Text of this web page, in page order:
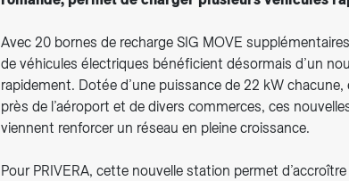
Avec 20 bornes de recharge SIG MOVE
de véhicules électriques bénéficient désormais d’un
rapidement. Dotée d’une puissance de 22 kW
près de l’aéroport et de divers commerces, ces
viennent renforcer un réseau en pleine croissance.
Pour PRIVERA, cette nouvelle station permet